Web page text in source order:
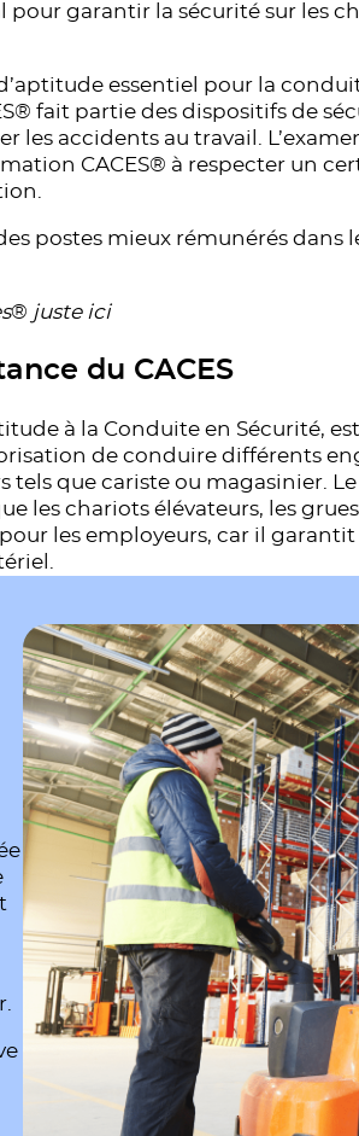
pour garantir la sécurité sur les
essentiel pour la
fait partie des dispositifs de
les accidents au travail.
CACES® à respecter un
postes mieux rémunérés dans
® juste ici
du CACES
à la Conduite en Sécurité,
de conduire différents
tels que cariste ou magasinier.
les chariots élévateurs, les
les employeurs, car il garantit